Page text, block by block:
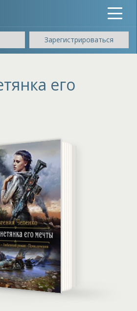
Toggle
Зарегистрироваться
его